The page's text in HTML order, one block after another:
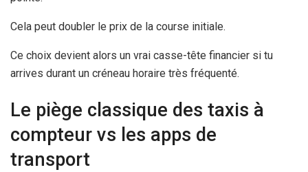
Cela peut doubler le prix de la course initiale.
Ce choix devient alors un vrai casse-tête financier si tu
arrives durant un créneau horaire très fréquenté.
Le piège classique des taxis à
compteur vs les apps de
transport